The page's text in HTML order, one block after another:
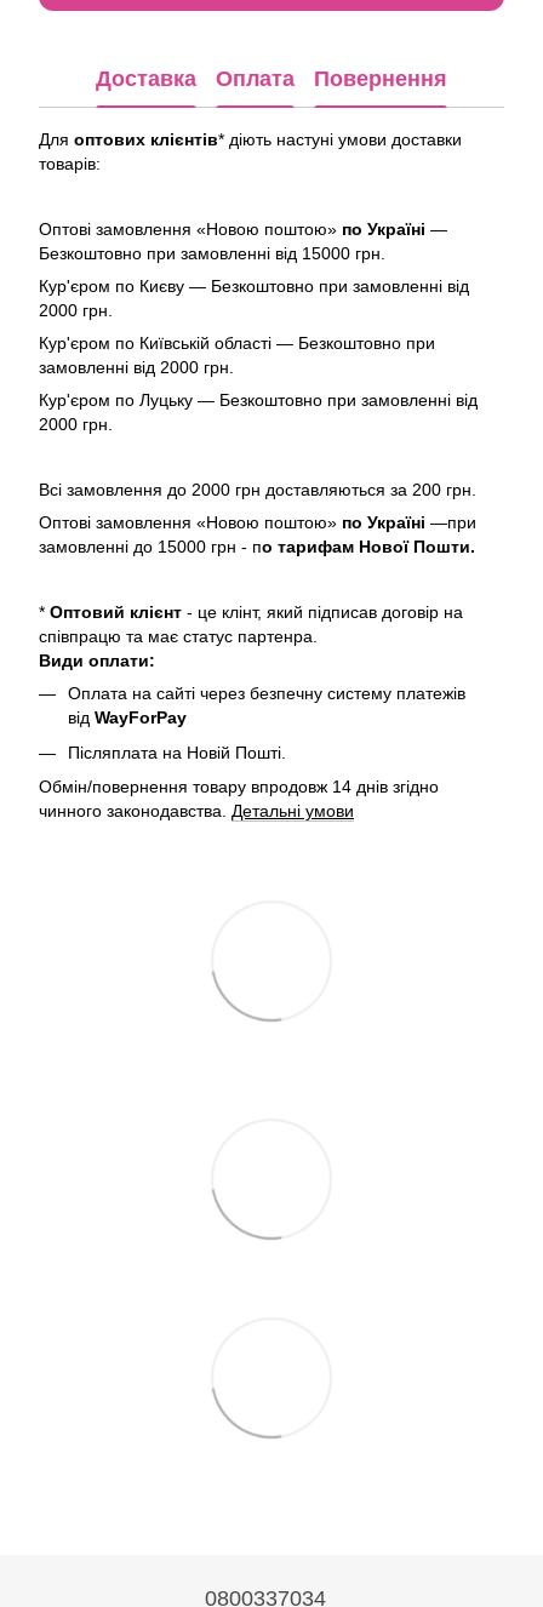
Доставка Оплата Повернення
Для оптових клієнтів* діють настуні умови доставки
товарів:
Оптові замовлення «Новою поштою» по Україні —
Безкоштовно при замовленні від 15000 грн.
Кур'єром по Києву — Безкоштовно при замовленні від
2000 грн.
Кур'єром по Київській області — Безкоштовно при
замовленні від 2000 грн.
Кур'єром по Луцьку — Безкоштовно при замовленні від
2000 грн.
Всі замовлення до 2000 грн доставляються за 200 грн.
Оптові замовлення «Новою поштою» по Україні —при
замовленні до 15000 грн - по тарифам Нової Пошти.
* Оптовий клієнт - це клінт, який підписав договір на
співпрацю та має статус партенра.
Види оплати:
Оплата на сайті через безпечну систему платежів
від WayForPay
Післяплата на Новій Пошті.
Обмін/повернення товару впродовж 14 днів згідно
чинного законодавства. Детальні умови
0800337034